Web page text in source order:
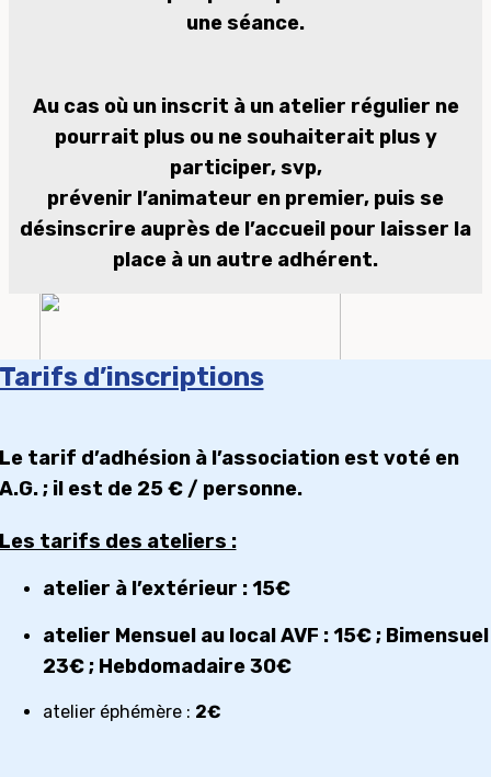
une séance.
Au cas où un inscrit à un atelier régulier ne
pourrait plus ou ne souhaiterait plus y
participer, svp,
prévenir l’animateur en premier, puis se
désinscrire auprès de l’accueil pour laisser la
place à un autre adhérent.
d’inscriptions
tarif d’adhésion à l’association est voté en
; il est de 25 €/ personne.
tarifs des ateliers :
atelier à l’extérieur : 15€
atelier Mensuel au local AVF : 15€; Bimensuel
23€; Hebdomadaire30€
atelier éphémère : 2€